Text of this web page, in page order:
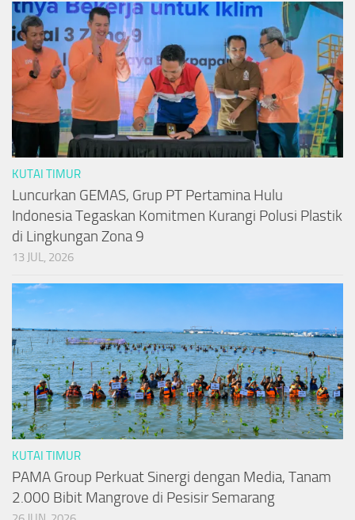
KUTAI TIMUR
Luncurkan GEMAS, Grup PT Pertamina Hulu
Indonesia Tegaskan Komitmen Kurangi Polusi Plastik
di Lingkungan Zona 9
13 JUL, 2026
KUTAI TIMUR
PAMA Group Perkuat Sinergi dengan Media, Tanam
2.000 Bibit Mangrove di Pesisir Semarang